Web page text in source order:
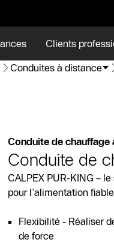
Clients
Conduites à distance
Conduite de chauffage
Conduite de
CALPEX PUR-KING –
pour l’alimentation
Flexibilité - Réaliser
de force